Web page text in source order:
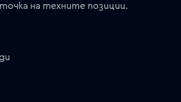
на техните позиции.